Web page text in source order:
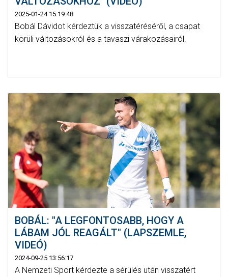
2025-01-24 15:19:48
Bobál Dávidot kérdeztük a visszatéréséről, a csapat
körüli változásokról és a tavaszi várakozásairól.
BOBÁL: "A LEGFONTOSABB, HOGY A
LÁBAM JÓL REAGÁLT" (LAPSZEMLE,
VIDEÓ)
2024-09-25 13:56:17
A Nemzeti Sport kérdezte a sérülés után visszatért